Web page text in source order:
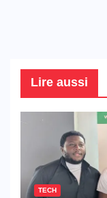
Lire aussi
TECH